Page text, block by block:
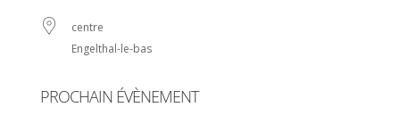
centre
Engelthal-le-bas
PROCHAIN ÉVÈNEMENT